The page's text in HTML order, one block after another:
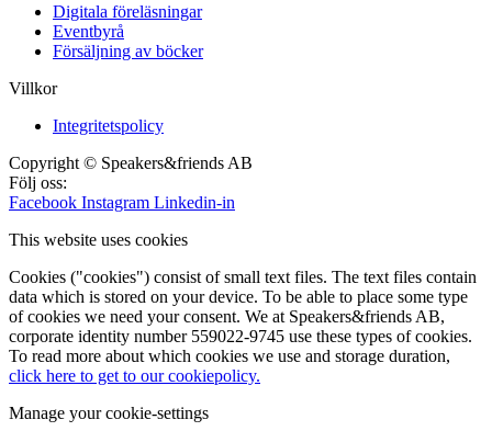
Digitala föreläsningar
Eventbyrå
Försäljning av böcker
Villkor
Integritetspolicy
Copyright © Speakers&friends AB
Följ oss:
Facebook Instagram Linkedin-in
This website uses cookies
Cookies ("cookies") consist of small text files. The text files contain
data which is stored on your device. To be able to place some type
of cookies we need your consent. We at Speakers&friends AB,
corporate identity number 559022-9745 use these types of cookies.
To read more about which cookies we use and storage duration,
click here to get to our cookiepolicy.
Manage your cookie-settings